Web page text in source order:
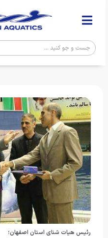
رئیس هیات شنای استان اصفهان؛